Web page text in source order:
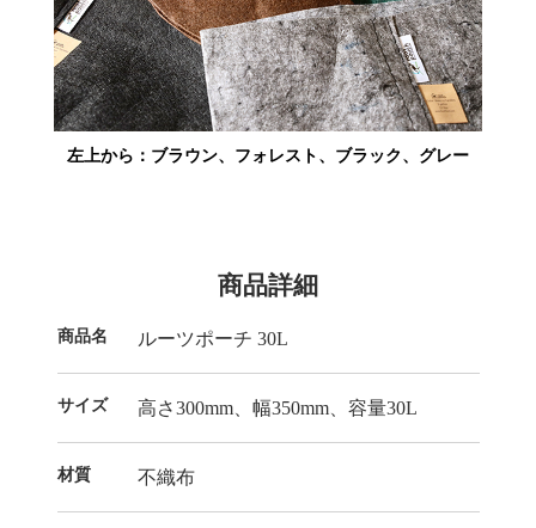
左上から：ブラウン、フォレスト、ブラック、グレー
商品詳細
商品名 ルーツポーチ 30L
サイズ 高さ300mm、幅350mm、容量30L
材質 不織布